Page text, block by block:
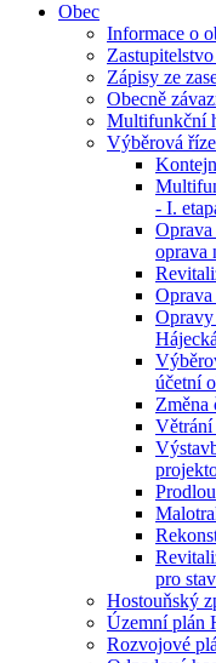
Obec
Informace o
Zápisy ze
Obecně
Multifunkční
Výběrová
- I.
oprava
účetní
Změna
Větrání
pro
Hostouňský
Územní plán
Rozvojové